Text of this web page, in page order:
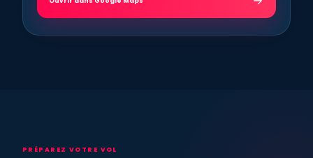
PRÉPAREZ VOTRE VOL